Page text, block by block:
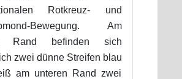
Rotkreuz- und
Bewegung. Am
Rand befinden sich
zwei dünne Streifen blau
am unteren Rand zwei